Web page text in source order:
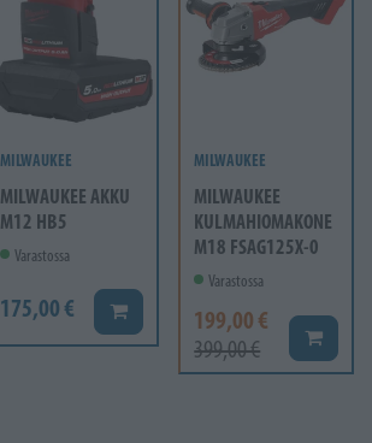
MILWAUKEE
MILWAUKEE AKKU
M12 HB5
Varastossa
175,00 € Lisää koriin
MILWAUKEE
MILWAUKEE
KULMAHIOMAKONE
M18 FSAG125X-0
Varastossa
199,00 €
399,00 € Lisää